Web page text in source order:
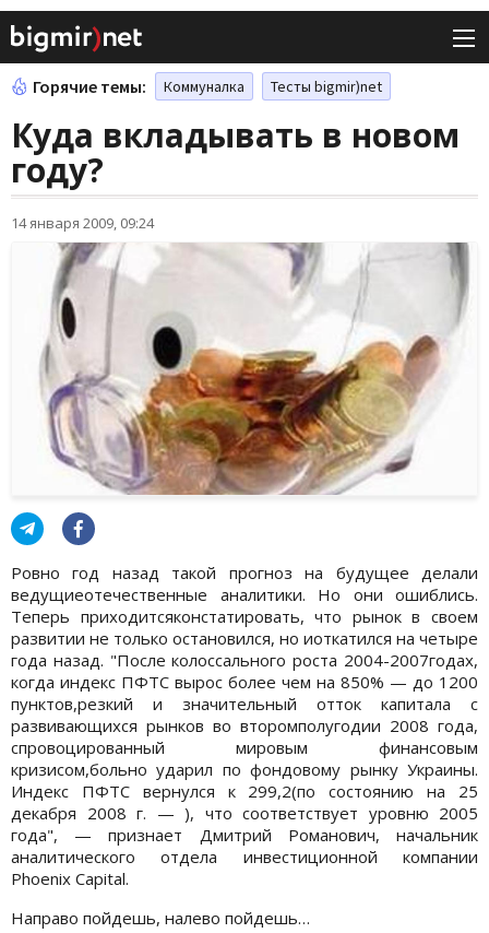
Горячие темы: Коммуналка Тесты bigmir)net
Куда вкладывать в новом
году?
14 января 2009, 09:24
Ровно год назад такой прогноз на будущее делали
ведущиеотечественные аналитики. Но они ошиблись.
Теперь приходитсяконстатировать, что рынок в своем
развитии не только остановился, но иоткатился на четыре
года назад. "После колоссального роста 2004-2007годах,
когда индекс ПФТС вырос более чем на 850% — до 1200
пунктов,резкий и значительный отток капитала с
развивающихся рынков во второмполугодии 2008 года,
спровоцированный мировым финансовым
кризисом,больно ударил по фондовому рынку Украины.
Индекс ПФТС вернулся к 299,2(по состоянию на 25
декабря 2008 г. — ), что соответствует уровню 2005
года", — признает Дмитрий Романович, начальник
аналитического отдела инвестиционной компании
Phoenix Capital.
Направо пойдешь, налево пойдешь…